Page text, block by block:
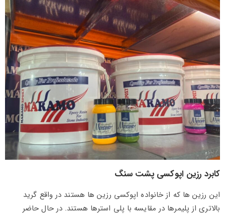
کابرد رزین اپوکسی پشت سنگ
این رزین ها که از خانواده اپوکسی رزین ها هستند در واقع گرید
بالاتری از پلیمرها در مقایسه با پلی استرها هستند. در حال حاضر